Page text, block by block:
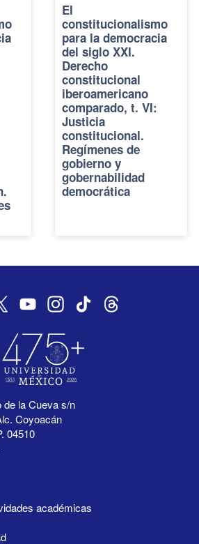
El
constitucionalismo
para la democracia
del siglo XXI.
Derecho
constitucional
iberoamericano
comparado, t. VI:
Justicia
constitucional.
Regímenes de
gobierno y
gobernabilidad
democrática
la Cueva s/n
Coyoacán
04510
académicas